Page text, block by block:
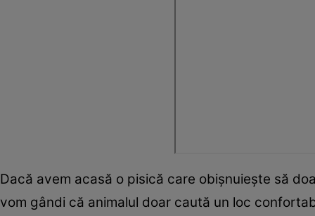
Dacă avem acasă o pisică care obișnuiește să
vom gândi că animalul doar caută un loc